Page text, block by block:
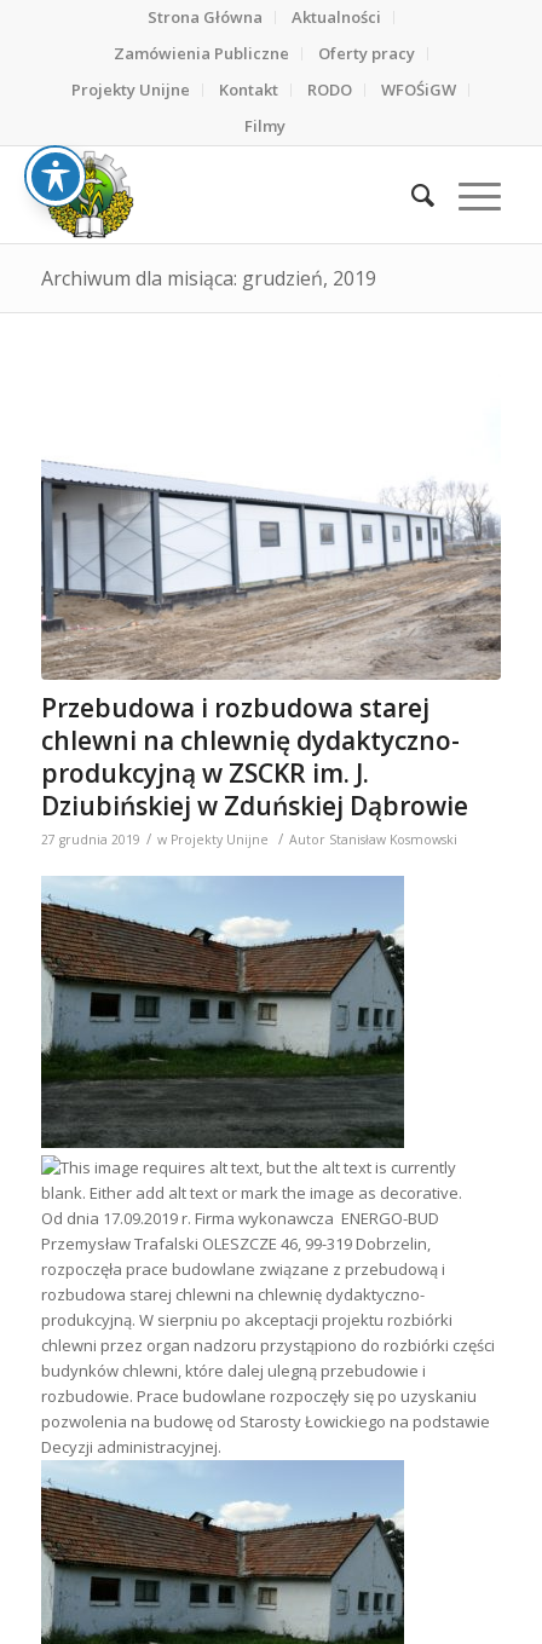
Strona Główna
Aktualności
Zamówienia Publiczne
Oferty pracy
Projekty Unijne
Kontakt RODO
WFOŚiGW
Filmy
Archiwum dla misiąca: grudzień, 2019
Przebudowa i rozbudowa starej
chlewni na chlewnię dydaktyczno-
produkcyjną w ZSCKR im. J.
Dziubińskiej w Zduńskiej Dąbrowie
27 grudnia 2019 / w Projekty Unijne / Autor Stanisław Kosmowski
Od dnia 17.09.2019 r. Firma wykonawcza ENERGO-BUD
Przemysław Trafalski OLESZCZE 46, 99-319 Dobrzelin,
rozpoczęła prace budowlane związane z przebudową i
rozbudowa starej chlewni na chlewnię dydaktyczno-
produkcyjną. W sierpniu po akceptacji projektu rozbiórki
chlewni przez organ nadzoru przystąpiono do rozbiórki części
budynków chlewni, które dalej ulegną przebudowie i
rozbudowie. Prace budowlane rozpoczęły się po uzyskaniu
pozwolenia na budowę od Starosty Łowickiego na podstawie
Decyzji administracyjnej.